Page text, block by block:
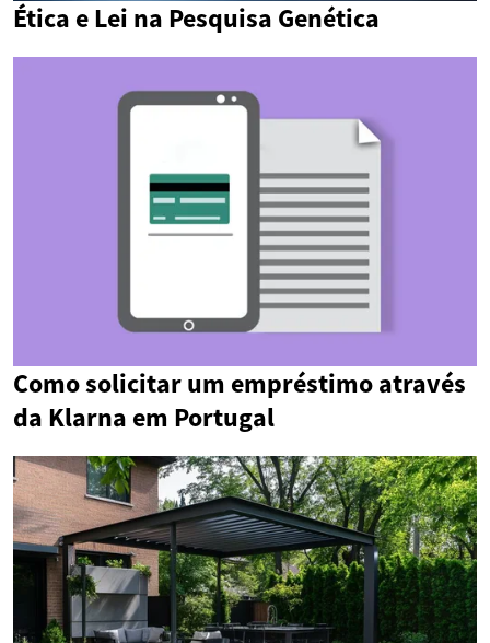
Ética e Lei na Pesquisa Genética
Como solicitar um empréstimo através
da Klarna em Portugal